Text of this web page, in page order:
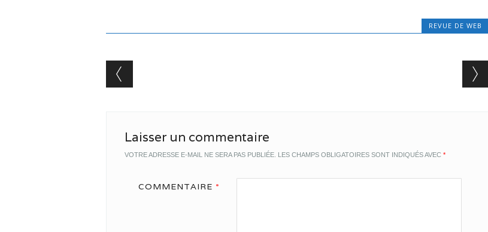
REVUE DE WEB
Post navigation
Laisser un commentaire
VOTRE ADRESSE E-MAIL NE SERA PAS PUBLIÉE. LES CHAMPS OBLIGATOIRES SONT INDIQUÉS AVEC *
COMMENTAIRE *